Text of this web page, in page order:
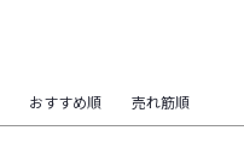
おすすめ順 売れ筋順